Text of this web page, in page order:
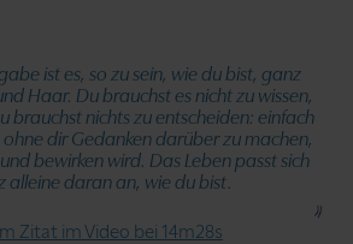
ist es, so zu sein, wie du bist, ganz
Haar. Du brauchst es nicht zu wissen,
brauchst nichts zu entscheiden: einfach
ohne dir Gedanken darüber zu machen,
bewirken wird. Das Leben passt sich
alleine daran an, wie du bist.
Zitat im Video bei 14m28s